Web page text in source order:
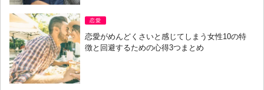
恋愛
恋愛がめんどくさいと感じてしまう女性10の特
徴と回避するための心得3つまとめ